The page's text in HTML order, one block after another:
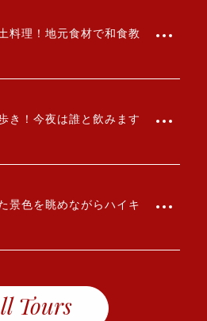
料理！地元食材で和食教
き！今夜は誰と飲みます
景色を眺めながらハイキ
Tours